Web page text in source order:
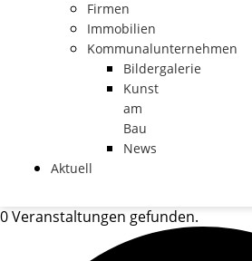
Firmen
Immobilien
Kommunalunternehmen
Bildergalerie
Kunst
am
Bau
News
Aktuell
0 Veranstaltungen gefunden.